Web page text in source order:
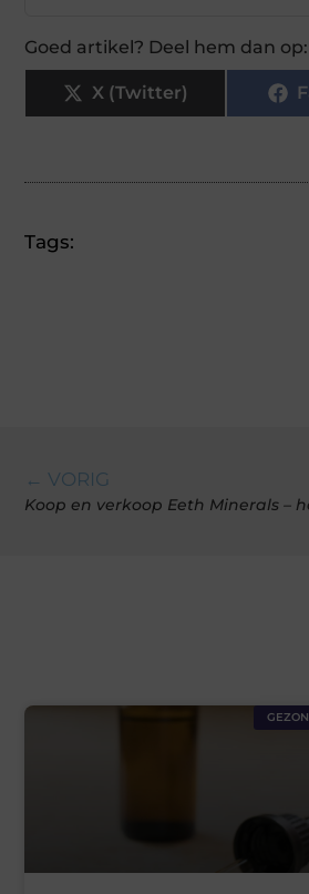
Goed artikel? Deel hem dan op:
X (Twitter)
Tags:
← VORIG
Koop en verkoop Eeth Minerals –